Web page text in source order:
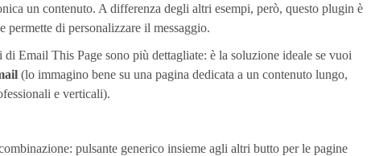
un contenuto. A differenza degli altri esempi, però, questo plugin è
e permette di personalizzare il messaggio.
Email This Page sono più dettagliate: è la soluzione ideale se vuoi
(lo immagino bene su una pagina dedicata a un contenuto lungo,
e verticali).
pulsante generico insieme agli altri butto per le pagine